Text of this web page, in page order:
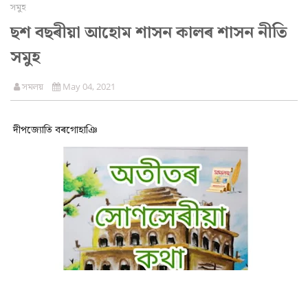
সমুহ
ছশ বছৰীয়া আহোম শাসন কালৰ শাসন নীতি
সমুহ
সমলয় May 04, 2021
দীপজ্যোতি বৰগোহাঞি